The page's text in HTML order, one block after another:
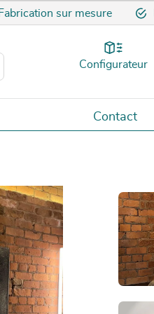
Fabrication sur mesure
Configurateur
Contact